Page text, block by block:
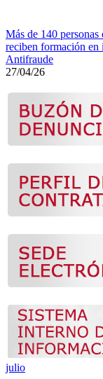
Más de 140
reciben formación en
Antifraude
27/04/26
julio